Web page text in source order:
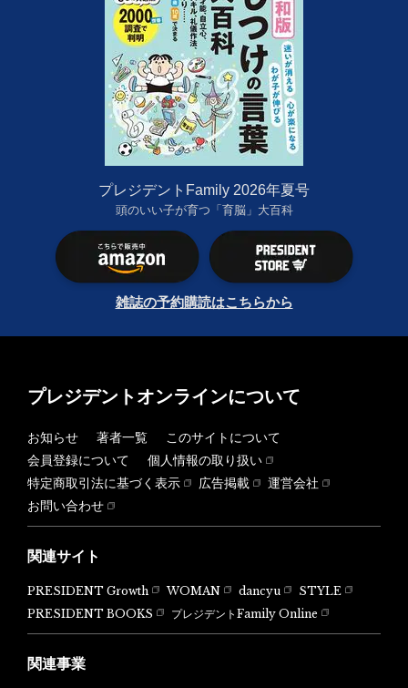
プレジデントFamily 2026年夏号
頭のいい子が育つ「育脳」大百科
雑誌の予約購読はこちらから
プレジデントオンラインについて
お知らせ 著者一覧
このサイトについて
会員登録について
個人情報の取り扱い
特定商取引法に基づく表示
広告掲載
運営会社
お問い合わせ
関連サイト
PRESIDENT Growth WOMAN dancyu
STYLE
PRESIDENT BOOKS
プレジデントFamily Online
関連事業